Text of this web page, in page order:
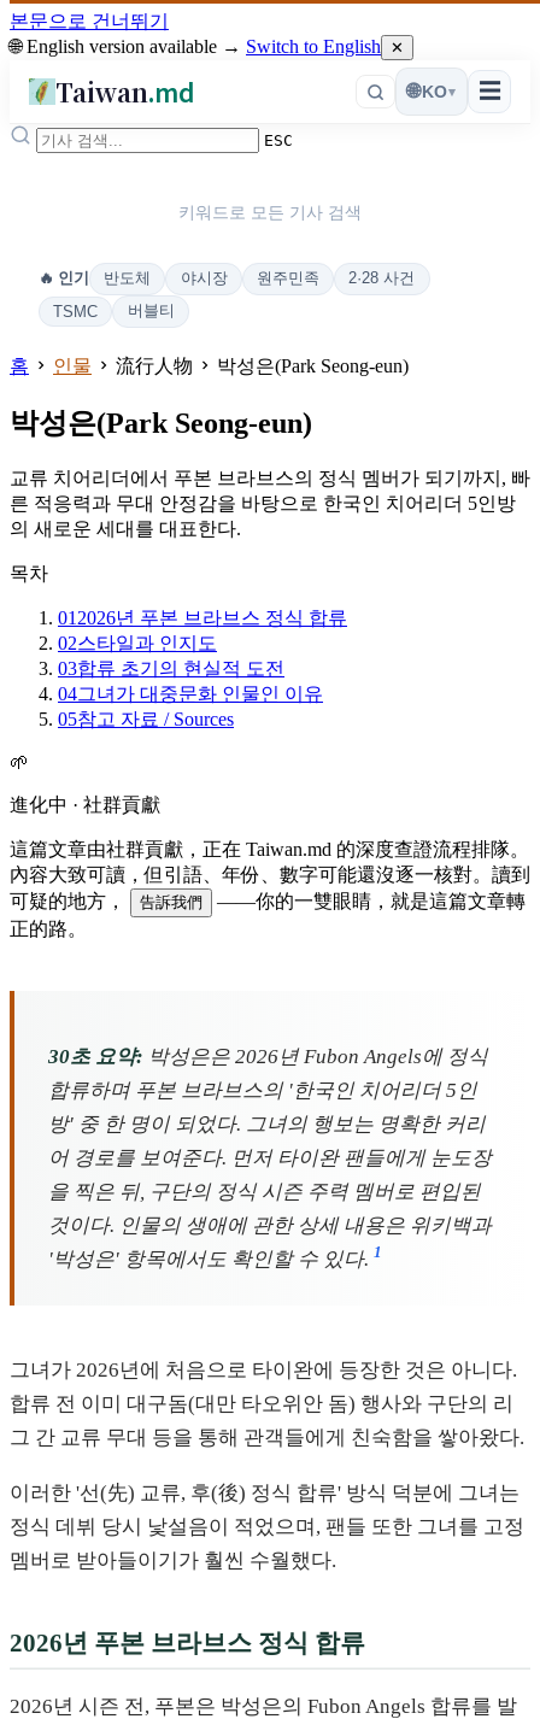
본문으로 건너뛰기
🌐 English version available → Switch to English ✕
Taiwan.md ☰
🌐KO▾
ESC
키워드로 모든 기사 검색
🔥 인기 반도체 야시장 원주민족
2·28 사건
TSMC
버블티
홈 인물 流行人物 박성은(Park Seong-eun)
박성은(Park Seong-eun)
교류 치어리더에서 푸본 브라브스의 정식 멤버가 되기까지, 빠
른 적응력과 무대 안정감을 바탕으로 한국인 치어리더 5인방
의 새로운 세대를 대표한다.
목차
01 2026년 푸본 브라브스 정식 합류
02스타일과 인지도
03합류 초기의 현실적 도전
04그녀가 대중문화 인물인 이유
05참고 자료 / Sources
🌱
進化中 · 社群貢獻
這篇文章由社群貢獻，正在 Taiwan.md 的深度查證流程排隊。
內容大致可讀，但引語、年份、數字可能還沒逐一核對。讀到
可疑的地方，
告訴我們
——你的一雙眼睛，就是這篇文章轉
正的路。
30초 요약: 박성은은 2026년 Fubon Angels에 정식
합류하며 푸본 브라브스의 '한국인 치어리더 5인
방' 중 한 명이 되었다. 그녀의 행보는 명확한 커리
어 경로를 보여준다. 먼저 타이완 팬들에게 눈도장
을 찍은 뒤, 구단의 정식 시즌 주력 멤버로 편입된
것이다. 인물의 생애에 관한 상세 내용은 위키백과
'박성은' 항목에서도 확인할 수 있다. 1
그녀가 2026년에 처음으로 타이완에 등장한 것은 아니다.
합류 전 이미 대구돔(대만 타오위안 돔) 행사와 구단의 리
그 간 교류 무대 등을 통해 관객들에게 친숙함을 쌓아왔다.
이러한 '선(先) 교류, 후(後) 정식 합류' 방식 덕분에 그녀는
정식 데뷔 당시 낯설음이 적었으며, 팬들 또한 그녀를 고정
멤버로 받아들이기가 훨씬 수월했다.
2026년 푸본 브라브스 정식 합류
2026년 시즌 전, 푸본은 박성은의 Fubon Angels 합류를 발